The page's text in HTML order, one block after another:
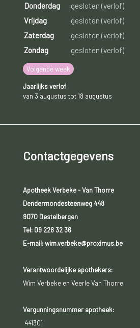
Donderdag
gesloten (verlof)
Vrijdag
gesloten (verlof)
Zaterdag
gesloten (verlof)
Zondag
gesloten (verlof)
Volgende week
Jaarlijks verlof
van 3 augustus tot 18 augustus
Contactgegevens
Apotheek Verbeke - Van Thorre
Dendermondesteenweg 448
9070 Destelbergen
Tel: 09 228 32 36
E-mail: wim.verbeke@proximus.be
Verantwoordelijke apothekers:
Wim Verbeke en Veerle Van Thorre
Vergunningsnummer apotheek:
441301